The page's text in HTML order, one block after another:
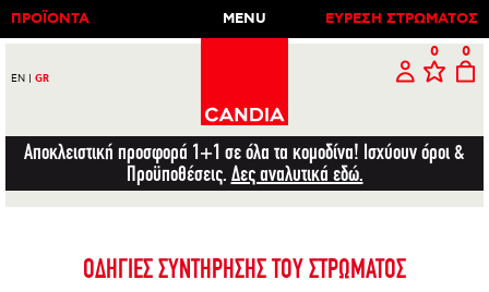
ΠΡΟΪΟΝΤΑ MENU ΕΥΡΕΣΗ ΣΤΡΩΜΑΤΟΣ
EN GR
0 0
Αποκλειστική προσφορά 1+1 σε όλα τα κομοδίνα! Ισχύουν όροι &
Προϋποθέσεις. Δες αναλυτικά εδώ.
ΟΔΗΓΙΕΣ ΣΥΝΤΗΡΗΣΗΣ ΤΟΥ ΣΤΡΩΜΑΤΟΣ